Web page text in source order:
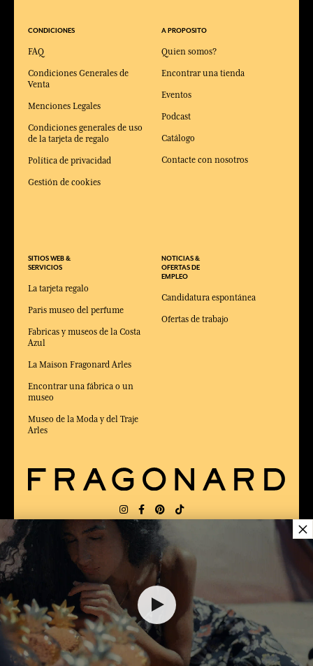
CONDICIONES
FAQ
Condiciones Generales de
Venta
Menciones Legales
Condiciones generales de uso
de la tarjeta de regalo
Política de privacidad
Gestión de cookies
SITIOS WEB &
SERVICIOS
La tarjeta regalo
Paris museo del perfume
Fabricas y museos de la Costa
Azul
La Maison Fragonard Arles
Encontrar una fábrica o un
museo
Museo de la Moda y del Traje
Arles
A PROPOSITO
Quien somos?
Encontrar una tienda
Eventos
Podcast
Catálogo
Contacte con nosotros
NOTICIAS &
OFERTAS DE
EMPLEO
Candidatura espontánea
Ofertas de trabajo
ENTREGA: IDIOMA:
ELEGIDO MEJOR SITIO DE COMERCIO
en Línea 2025 por la revista Capital
×